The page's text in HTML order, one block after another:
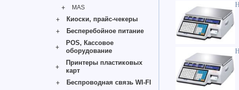
MAS
Киоски, прайс-чекеры
Бесперебойное питание
POS, Кассовое
оборудование
Принтеры пластиковых
карт
Беспроводная связь WI-FI